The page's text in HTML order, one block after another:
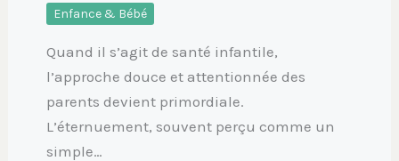
Enfance & Bébé
Quand il s’agit de santé infantile,
l’approche douce et attentionnée des
parents devient primordiale.
L’éternuement, souvent perçu comme un
simple…